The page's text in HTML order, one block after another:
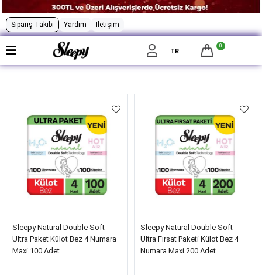
Sipariş Takibi Yardım İletişim
TR
0
Filtrele
Sleepy Natural Double Soft
Ultra Paket Külot Bez 4 Numara
Maxi 100 Adet
Sleepy Natural Double Soft
Ultra Fırsat Paketi Külot Bez 4
Numara Maxi 200 Adet